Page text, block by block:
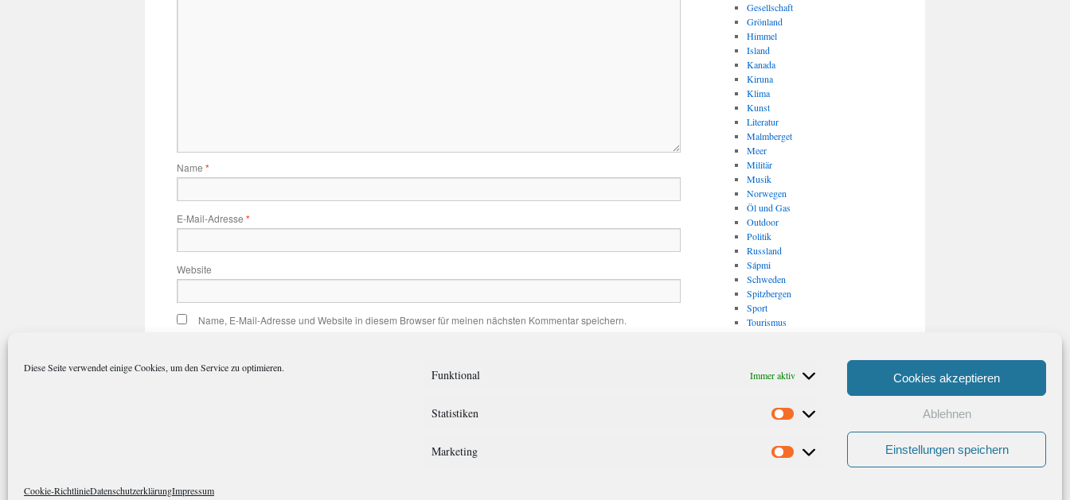
Diese Seite verwendet einige Cookies, um den Service zu optimieren. Funktional Immer aktiv
Statistiken Statistiken
Marketing Marketing
Cookies akzeptieren
Ablehnen
Einstellungen speichern
Cookie-RichtlinieDatenschutzerklärungImpressum
Name *
E-Mail-Adresse *
Website
Name, E-Mail-Adresse und Website in diesem Browser für meinen nächsten Kommentar speichern.
Gesellschaft
Grönland
Himmel
Island
Kanada
Kiruna
Klima
Kunst
Literatur
Malmberget
Meer
Militär
Musik
Norwegen
Öl und Gas
Outdoor
Politik
Russland
Sápmi
Schweden
Spitzbergen
Sport
Tourismus
Vulkanismus/ Erdbeben